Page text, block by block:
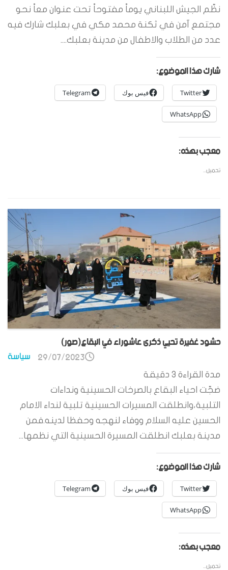
نظّم الجيش اللبناني يوماً مفتوحاً تحت عنوان معاً نحو
مجتمع آمن في ثكنة محمد مكي في بعلبك شارك فيه
عدد من الطلاب والاطفال من مدينة بعلبك....
شارك هذا الموضوع:
Twitter فيس بوك Telegram
WhatsApp
معجب بهذه:
تحميل...
حشود غفيرة تحيي ذكرى عاشوراء في البقاع(صور)
سياسة 29/07/2023
مدة القراءة 3 دقيقة
ضجّت احياء البقاع بالصرخات الحسينية ونداءات
التلبية،وانطلقت المسيرات الحسينية تلبية لنداء الامام
الحسين عليه السلام ووفاء لنهجه وحفظا لدينه.فمن
مدينة بعلبك انطلقت المسيرة الحسينية التي نظمها...
شارك هذا الموضوع:
Twitter فيس بوك Telegram
WhatsApp
معجب بهذه:
تحميل...